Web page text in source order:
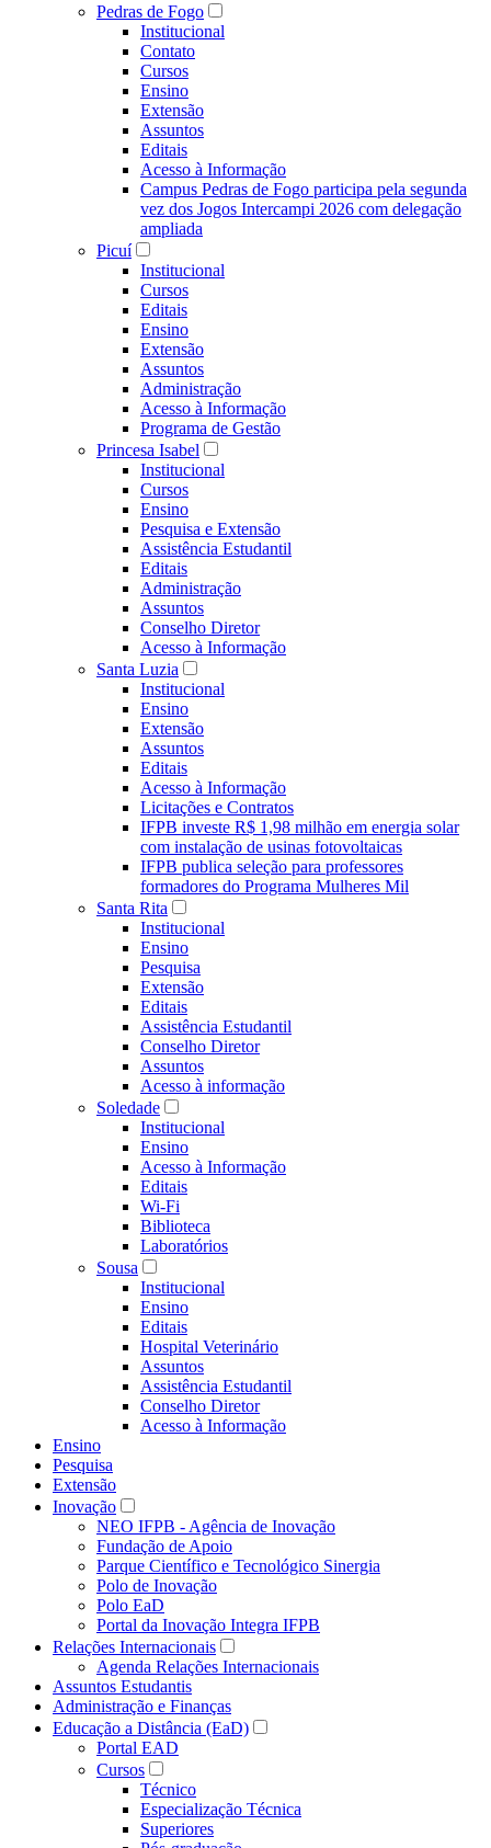
Pedras de Fogo
Institucional
Contato
Cursos
Ensino
Extensão
Assuntos
Editais
Acesso à Informação
Campus Pedras de Fogo participa pela segunda
vez dos Jogos Intercampi 2026 com delegação
ampliada
Picuí
Institucional
Cursos
Editais
Ensino
Extensão
Assuntos
Administração
Acesso à Informação
Programa de Gestão
Princesa Isabel
Institucional
Cursos
Ensino
Pesquisa e Extensão
Assistência Estudantil
Editais
Administração
Assuntos
Conselho Diretor
Acesso à Informação
Santa Luzia
Institucional
Ensino
Extensão
Assuntos
Editais
Acesso à Informação
Licitações e Contratos
IFPB investe R$ 1,98 milhão em energia solar
com instalação de usinas fotovoltaicas
IFPB publica seleção para professores
formadores do Programa Mulheres Mil
Santa Rita
Institucional
Ensino
Pesquisa
Extensão
Editais
Assistência Estudantil
Conselho Diretor
Assuntos
Acesso à informação
Soledade
Institucional
Ensino
Acesso à Informação
Editais
Wi-Fi
Biblioteca
Laboratórios
Sousa
Institucional
Ensino
Editais
Hospital Veterinário
Assuntos
Assistência Estudantil
Conselho Diretor
Acesso à Informação
Ensino
Pesquisa
Extensão
Inovação
NEO IFPB - Agência de Inovação
Fundação de Apoio
Parque Científico e Tecnológico Sinergia
Polo de Inovação
Polo EaD
Portal da Inovação Integra IFPB
Relações Internacionais
Agenda Relações Internacionais
Assuntos Estudantis
Administração e Finanças
Educação a Distância (EaD)
Portal EAD
Cursos
Técnico
Especialização Técnica
Superiores